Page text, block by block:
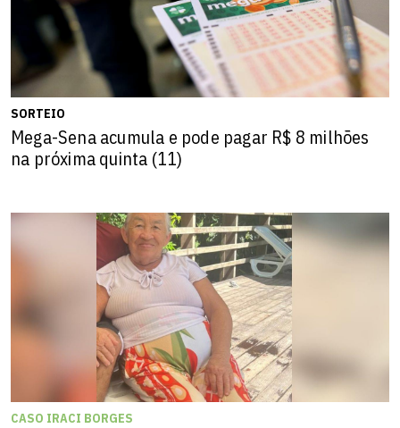
SORTEIO
Mega-Sena acumula e pode pagar R$ 8 milhões
na próxima quinta (11)
CASO IRACI BORGES